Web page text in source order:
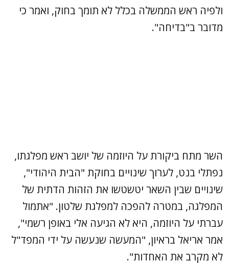
ולפיה ראש הממשלה בכלל לא תומך בחוק, ואמר כי
מדובר ב"בדיחה".
השר מתח ביקורת על היוזמה של יושב ראש מפלגתו,
נפתלי בנט, לערוך שינויים בחוקת "הבית היהודי",
שינויים שבין השאר יטשטשו את הזהות הדתית של
המפלגה, במטרה להפכה למפלגת שלטון. "אתמול
עברתי על היוזמה, היא לא הגיעה אלי באופן רשמי",
אמר אריאל בראיון, "המעשה שנעשה על ידי המפד"ל
לא מקרב את האחדות".